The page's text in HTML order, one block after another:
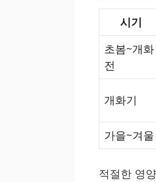
시기
초봄~개화
전
개화기
가을~겨울
적절한 영